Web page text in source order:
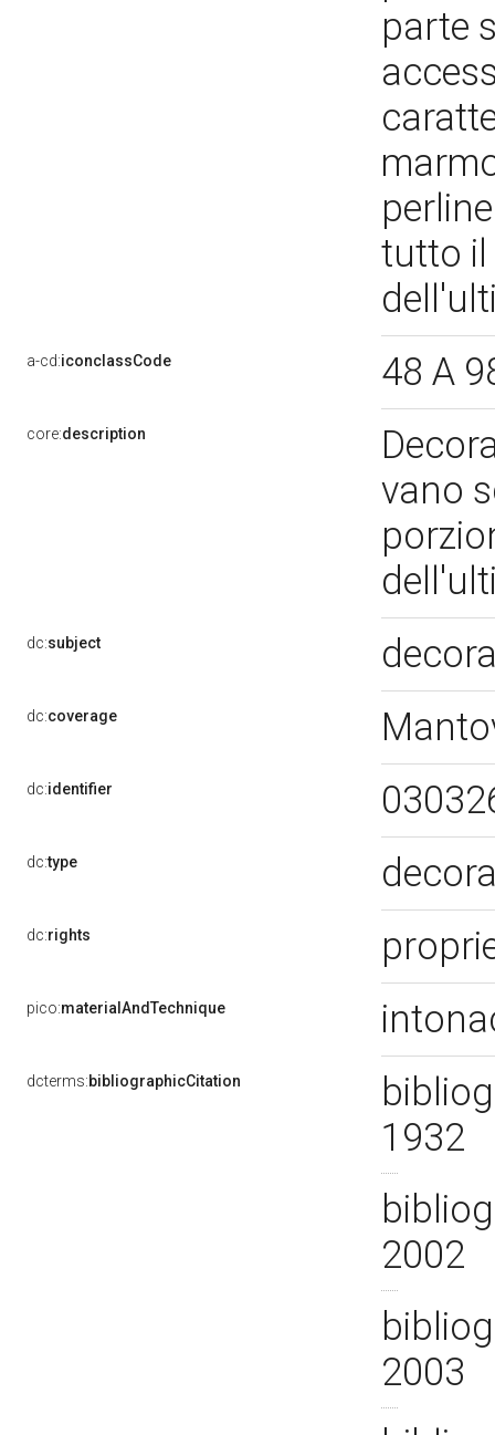
parte
tutto il
a-cd:iconclassCode 48 A
core:description
vano
dc:subject
dc:coverage
dc:identifier
dc:type
dc:rights
pico:materialAndTechnique
dcterms:bibliographicCitation
1932
2002
2003